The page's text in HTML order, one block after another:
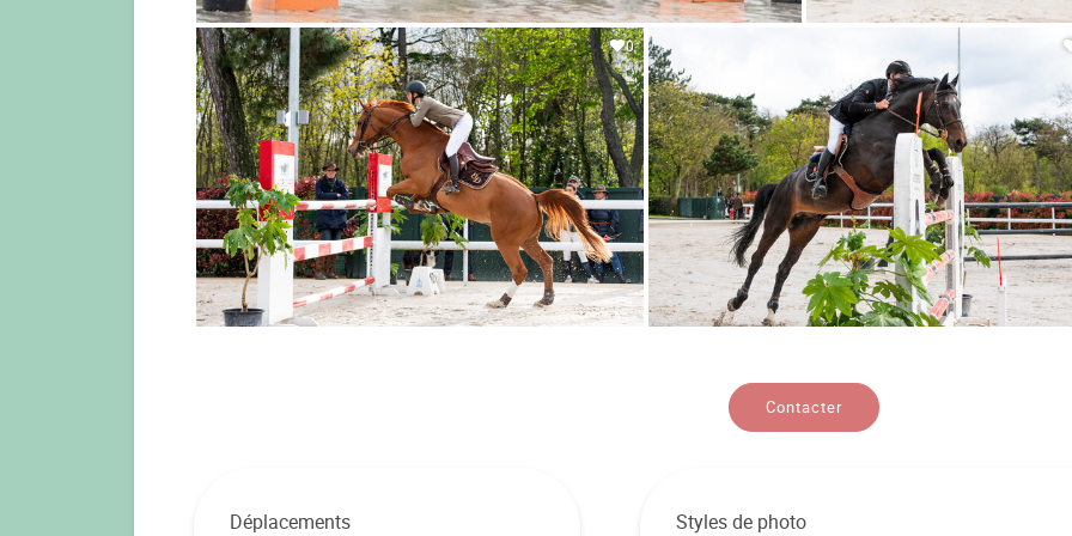
0
Contacter
Déplacements Styles de photo